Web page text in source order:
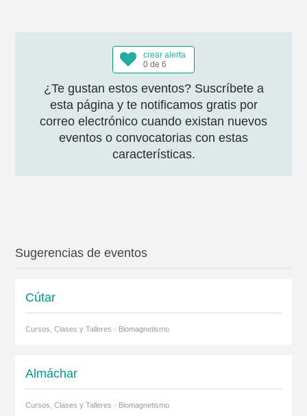
crear alerta
0 de 6
¿Te gustan estos eventos? Suscríbete a
esta página y te notificamos gratis por
correo electrónico cuando existan nuevos
eventos o convocatorias con estas
características.
Sugerencias de eventos
Cútar
Cursos, Clases y Talleres · Biomagnetismo
Almáchar
Cursos, Clases y Talleres · Biomagnetismo